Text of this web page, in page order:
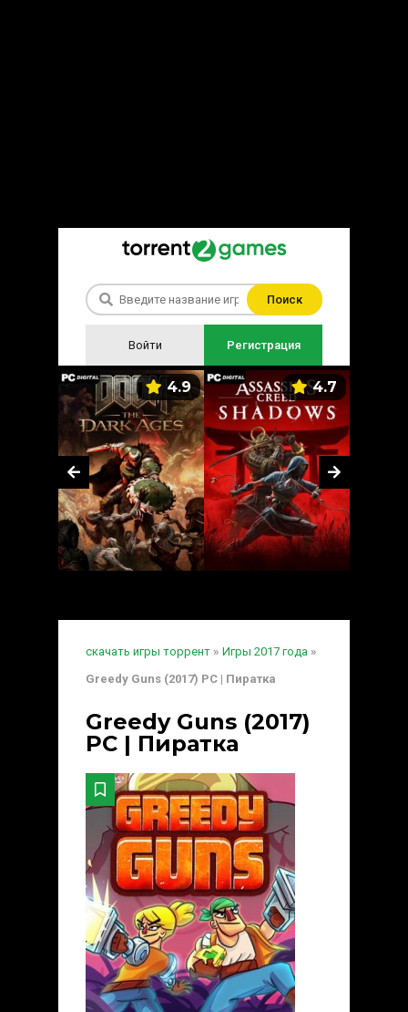
Поиск
Войти Регистрация
4.9 4.7
скачать игры торрент » Игры 2017 года »
Greedy Guns (2017) PC | Пиратка
Greedy Guns (2017)
PC | Пиратка